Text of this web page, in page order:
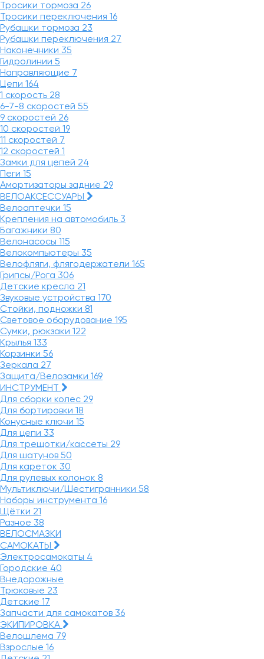
Тросики тормоза 26
Тросики переключения 16
Рубашки тормоза 23
Рубашки переключения 27
Наконечники 35
Гидролинии 5
Направляющие 7
Цепи 164
1 скорость 28
6-7-8 скоростей 55
9 скоростей 26
10 скоростей 19
11 скоростей 7
12 скоростей 1
Замки для цепей 24
Пеги 15
Амортизаторы задние 29
ВЕЛОАКСЕССУАРЫ
Велоаптечки 15
Крепления на автомобиль 3
Багажники 80
Велонасосы 115
Велокомпьютеры 35
Велофляги, флягодержатели 165
Грипсы/Рога 306
Детские кресла 21
Звуковые устройства 170
Стойки, подножки 81
Световое оборудование 195
Сумки, рюкзаки 122
Крылья 133
Корзинки 56
Зеркала 27
Защита/Велозамки 169
ИНСТРУМЕНТ
Для сборки колес 29
Для бортировки 18
Конусные ключи 15
Для цепи 33
Для трещотки/кассеты 29
Для шатунов 50
Для кареток 30
Для рулевых колонок 8
Мультиключи/Шестигранники 58
Наборы инструмента 16
Щётки 21
Разное 38
ВЕЛОСМАЗКИ
САМОКАТЫ
Электросамокаты 4
Городские 40
Внедорожные
Трюковые 23
Детские 17
Запчасти для самокатов 36
ЭКИПИРОВКА
Велошлема 79
Взрослые 16